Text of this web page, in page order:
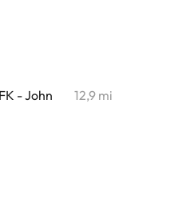
12,9 mi